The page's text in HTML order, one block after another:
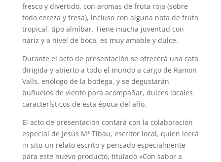
fresco y divertido, con aromas de fruta roja (sobre
todo cereza y fresa), incluso con alguna nota de fruta
tropical, tipo almíbar. Tiene mucha juventud con
nariz y a nivel de boca, es muy amable y dulce.
Durante el acto de presentación se ofrecerá una cata
dirigida y abierto a todo el mundo a cargo de Ramon
Valls, enólogo de la bodega, y se degustarán
buñuelos de viento para acompañar, dulces locales
característicos de esta época del año.
El acto de presentación contará con la colaboración
especial de Jesús Mª Tibau, escritor local, quien leerá
in situ un relato escrito y pensado especialmente
para este nuevo producto, titulado «Con sabor a